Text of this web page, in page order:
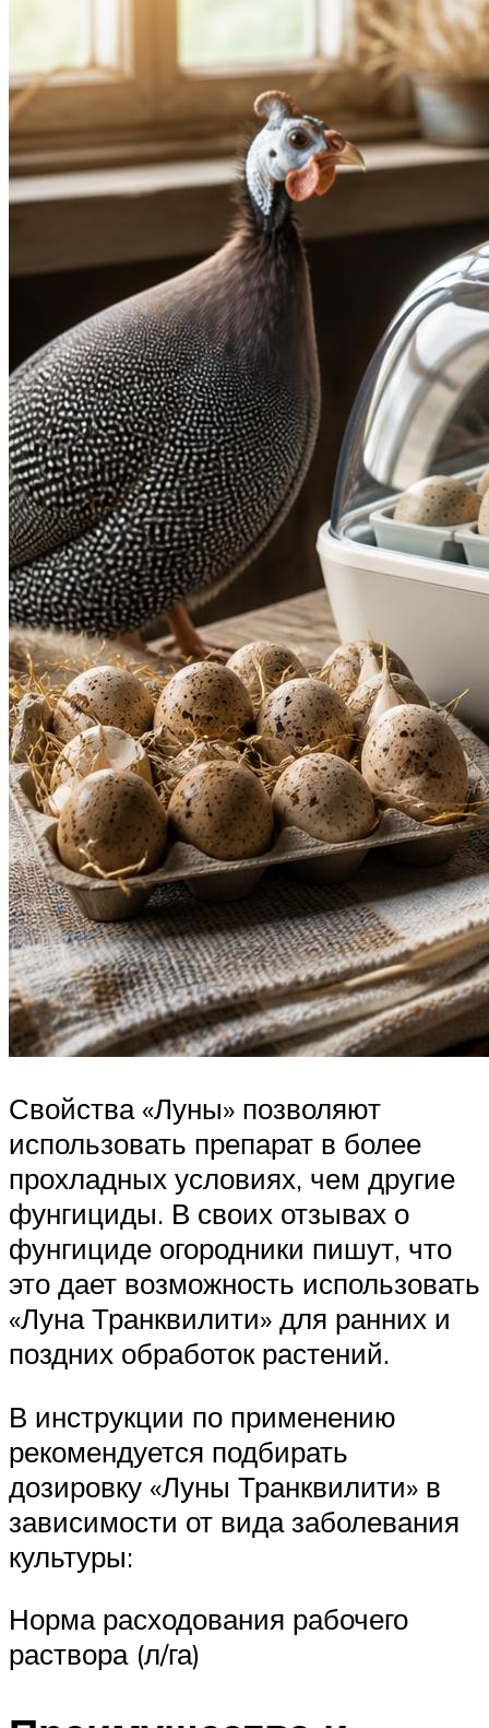
Свойства «Луны» позволяют
использовать препарат в более
прохладных условиях, чем другие
фунгициды. В своих отзывах о
фунгициде огородники пишут, что
это дает возможность использовать
«Луна Транквилити» для ранних и
поздних обработок растений.
В инструкции по применению
рекомендуется подбирать
дозировку «Луны Транквилити» в
зависимости от вида заболевания
культуры:
Норма расходования рабочего
раствора (л/га)